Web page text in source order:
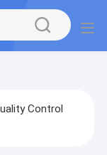
Control